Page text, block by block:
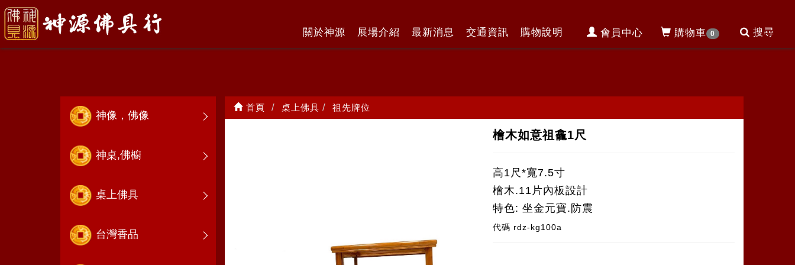
會員中心 購物車 0 搜尋
關於神源 展場介紹 最新消息 交通資訊 購物說明
祖先牌位
神像，佛像
神桌,佛櫥
桌上佛具
台灣香品
首頁 桌上佛具 祖先牌位
檜木如意祖龕1尺
高1尺*寬7.5寸
檜木.11片內板設計
特色: 坐金元寶.防震
代碼 rdz-kg100a